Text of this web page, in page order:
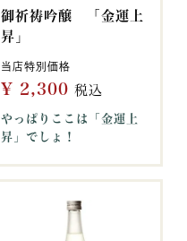
御祈祷吟醸 「金運上
昇」
当店特別価格
¥ 2,300 税込
やっぱりここは「金運上
昇」でしょ！